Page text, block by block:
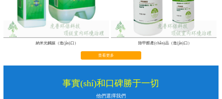
納米光觸媒（進(jìn)口） 除甲醛產(chǎn)品（進(jìn)口）
查看更多
事實(shí)和口碑勝于一切
他們選擇我們